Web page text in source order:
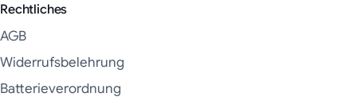
Rechtliches
AGB
Widerrufsbelehrung
Batterieverordnung